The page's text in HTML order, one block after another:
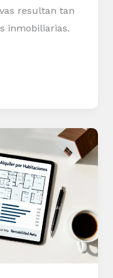
resultan tan
inmobiliarias.